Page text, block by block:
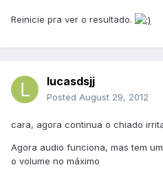
Reinicie pra ver o resultado.
lucasdsjj
Posted August 29, 2012
cara, agora continua o chiado
Agora audio funciona, mas tem
o volume no máximo